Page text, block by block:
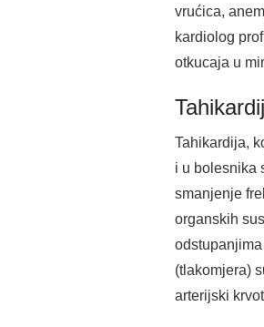
vrućica,
kardiolog
otkucaja u
Tahikardija,
i u bolesnika
smanjenje
organskih
(tlakomjera)
arterijski